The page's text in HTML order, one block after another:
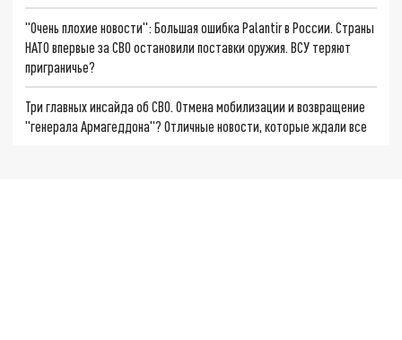
"Очень плохие новости": Большая ошибка Palantir в России. Страны
НАТО впервые за СВО остановили поставки оружия. ВСУ теряют
приграничье?
Три главных инсайда об СВО. Отмена мобилизации и возвращение
"генерала Армагеддона"? Отличные новости, которые ждали все